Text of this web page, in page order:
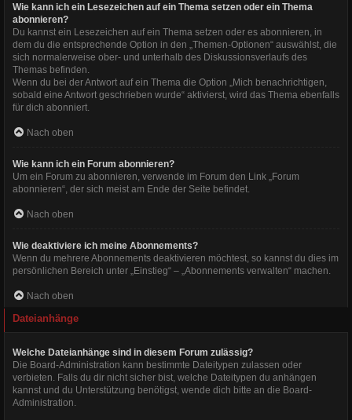
Wie kann ich ein Lesezeichen auf ein Thema setzen oder ein Thema
abonnieren?
Du kannst ein Lesezeichen auf ein Thema setzen oder es abonnieren, in
dem du die entsprechende Option in den „Themen-Optionen“ auswählst, die
sich normalerweise ober- und unterhalb des Diskussionsverlaufs des
Themas befinden.
Wenn du bei der Antwort auf ein Thema die Option „Mich benachrichtigen,
sobald eine Antwort geschrieben wurde“ aktivierst, wird das Thema ebenfalls
für dich abonniert.
Nach oben
Wie kann ich ein Forum abonnieren?
Um ein Forum zu abonnieren, verwende im Forum den Link „Forum
abonnieren“, der sich meist am Ende der Seite befindet.
Nach oben
Wie deaktiviere ich meine Abonnements?
Wenn du mehrere Abonnements deaktivieren möchtest, so kannst du dies im
persönlichen Bereich unter „Einstieg“ – „Abonnements verwalten“ machen.
Nach oben
Dateianhänge
Welche Dateianhänge sind in diesem Forum zulässig?
Die Board-Administration kann bestimmte Dateitypen zulassen oder
verbieten. Falls du dir nicht sicher bist, welche Dateitypen du anhängen
kannst und du Unterstützung benötigst, wende dich bitte an die Board-
Administration.